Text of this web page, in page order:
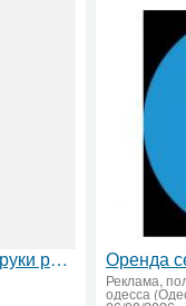
Масаж авторський в 2 та 4 руки релаксуючий Оренда
Реклама,
одесса